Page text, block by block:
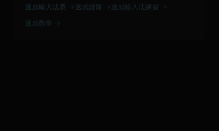
速成輸入法表 → 速成鍵盤 → 速成輸入法練習 →
速成教學 →